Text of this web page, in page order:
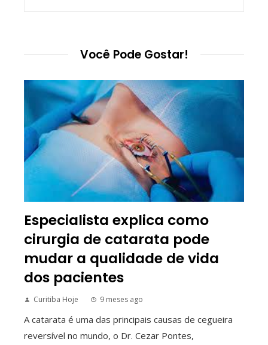
Você Pode Gostar!
Especialista explica como
cirurgia de catarata pode
mudar a qualidade de vida
dos pacientes
Curitiba Hoje 9 meses ago
A catarata é uma das principais causas de cegueira
reversível no mundo, o Dr. Cezar Pontes,